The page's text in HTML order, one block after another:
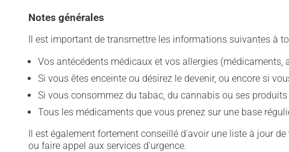
Notes générales
Il est important de transmettre les informations suivantes à
Vos antécédents médicaux et vos allergies (médicaments,
Si vous êtes enceinte ou désirez le devenir, ou encore si
Si vous consommez du tabac, du cannabis ou ses
Tous les médicaments que vous prenez sur une base
Il est également fortement conseillé d'avoir une liste à jour
ou faire appel aux services d'urgence.